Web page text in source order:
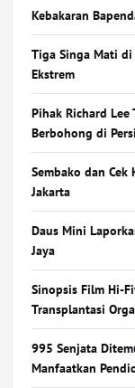
Kebakaran
Tiga Singa Mati
Ekstrem
Pihak Richard
Berbohong di
Sembako dan Cek
Jakarta
Daus Mini
Jaya
Sinopsis Film Hi-
Transplantasi
995 Senjata
Manfaatkan